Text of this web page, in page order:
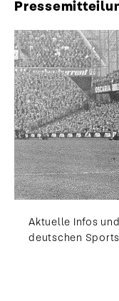
Aktuelle Infos
deutschen Sports